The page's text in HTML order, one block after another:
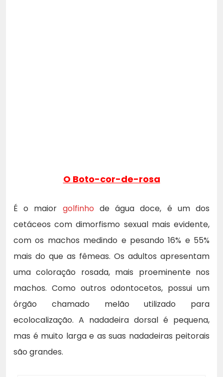
O Boto-cor-de-rosa
É o maior golfinho de água doce, é um dos
cetáceos com dimorfismo sexual mais evidente,
com os machos medindo e pesando 16% e 55%
mais do que as fêmeas. Os adultos apresentam
uma coloração rosada, mais proeminente nos
machos. Como outros odontocetos, possui um
órgão chamado melão utilizado para
ecolocalização. A nadadeira dorsal é pequena,
mas é muito larga e as suas nadadeiras peitorais
são grandes.